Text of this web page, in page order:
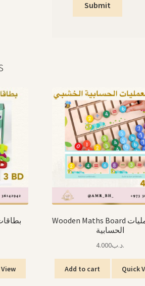
Wooden Maths Board لوح العمليات
الحسابية
.د.ب4.000
Add to cart Quick